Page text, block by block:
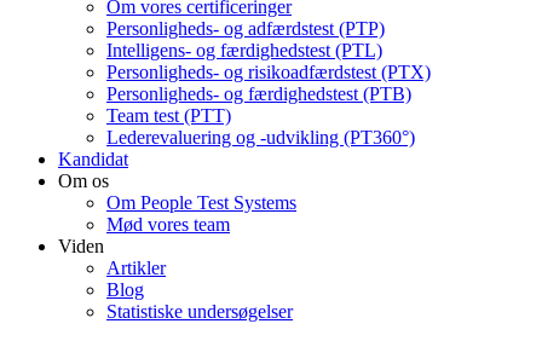
Om vores certificeringer
Personligheds- og adfærdstest (PTP)
Intelligens- og færdighedstest (PTL)
Personligheds- og risikoadfærdstest (PTX)
Personligheds- og færdighedstest (PTB)
Team test (PTT)
Lederevaluering og -udvikling (PT360°)
Kandidat
Om os
Om People Test Systems
Mød vores team
Viden
Artikler
Blog
Statistiske undersøgelser